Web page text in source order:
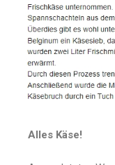
Alles Käse!